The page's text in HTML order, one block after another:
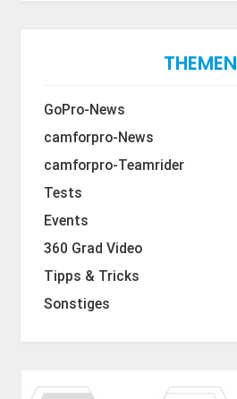
THEMEN
GoPro-News
camforpro-News
camforpro-Teamrider
Tests
Events
360 Grad Video
Tipps & Tricks
Sonstiges